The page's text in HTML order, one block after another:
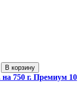
В корзину
750 г. Премиум 10